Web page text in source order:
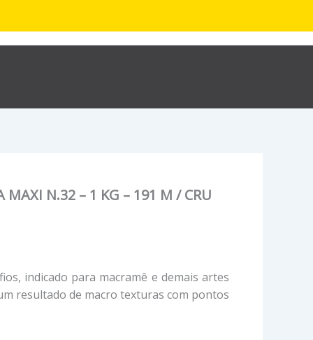
MAXI N.32 – 1 KG – 191 M / CRU
indicado para macramê e demais artes
resultado de macro texturas com pontos